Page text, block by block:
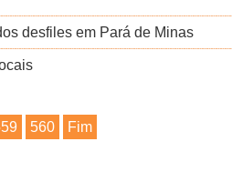
desfiles em Pará de Minas
560 Fim